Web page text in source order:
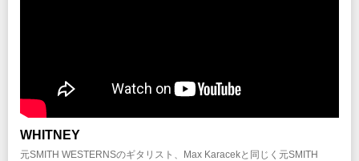
WHITNEY
元SMITH WESTERNSのギタリスト、Max Karacekと同じく元SMITH